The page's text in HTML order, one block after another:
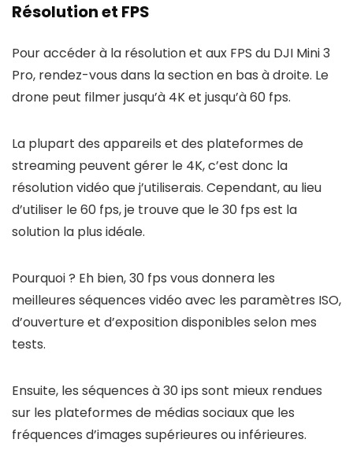
Résolution et FPS
Pour accéder à la résolution et aux FPS du DJI Mini 3
Pro, rendez-vous dans la section en bas à droite. Le
drone peut filmer jusqu’à 4K et jusqu’à 60 fps.
La plupart des appareils et des plateformes de
streaming peuvent gérer le 4K, c’est donc la
résolution vidéo que j’utiliserais. Cependant, au lieu
d’utiliser le 60 fps, je trouve que le 30 fps est la
solution la plus idéale.
Pourquoi ? Eh bien, 30 fps vous donnera les
meilleures séquences vidéo avec les paramètres ISO,
d’ouverture et d’exposition disponibles selon mes
tests.
Ensuite, les séquences à 30 ips sont mieux rendues
sur les plateformes de médias sociaux que les
fréquences d’images supérieures ou inférieures.